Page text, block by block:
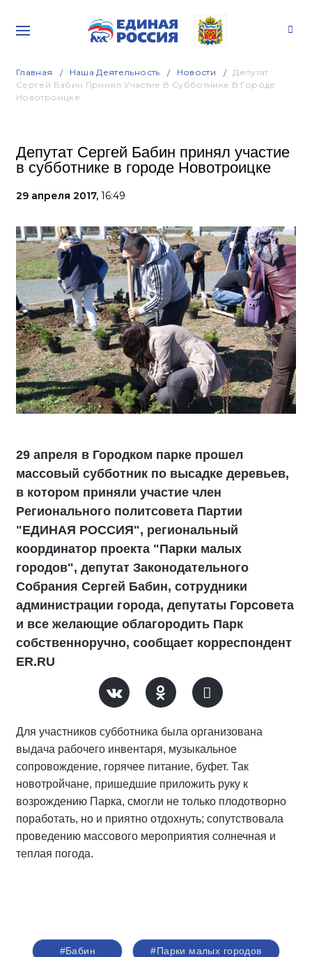
Главная Наша Деятельность Новости
Депутат
Сергей Бабин Принял Участие В Субботнике В Городе
Новотроицке
Депутат Сергей Бабин принял участие
в субботнике в городе Новотроицке
29 апреля 2017, 16:49
29 апреля в Городком парке прошел
массовый субботник по высадке деревьев,
в котором приняли участие член
Регионального политсовета Партии
"ЕДИНАЯ РОССИЯ", региональный
координатор проекта "Парки малых
городов", депутат Законодательного
Собрания Сергей Бабин, сотрудники
администрации города, депутаты Горсовета
и все желающие облагородить Парк
собственноручно, сообщает корреспондент
ER.RU
Для участников субботника была организована
выдача рабочего инвентаря, музыкальное
сопровождение, горячее питание, буфет. Так
новотройчане, пришедшие приложить руку к
возрождению Парка, смогли не только плодотворно
поработать, но и приятно отдохнуть; сопутствовала
проведению массового мероприятия солнечная и
теплая погода.
#Бабин #Парки малых городов